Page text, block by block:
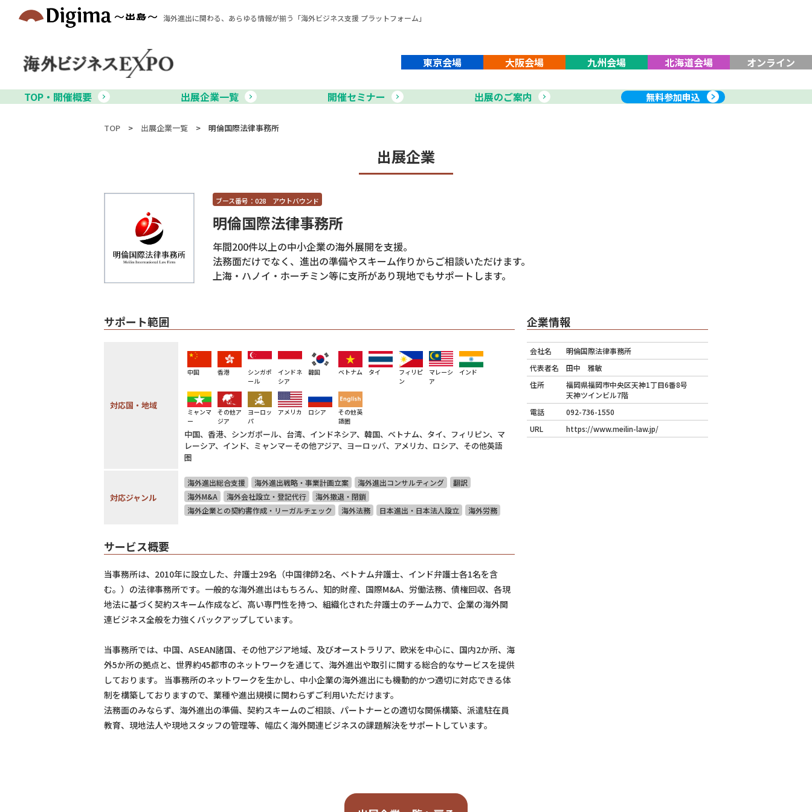
海外進出に関わる、あらゆる情報が揃う「海外ビジネス支援 プラットフォーム 」
東京会場 大阪会場 九州会場 北海道会場 オンライン
TOP・開催概要 出展企業一覧 開催セミナー 出展のご案内 無料参加申込
TOP > 出展企業一覧 > 明倫国際法律事務所
出展企業
ブース番号：028 アウトバウンド
明倫国際法律事務所
年間200件以上の中小企業の海外展開を支援。
法務面だけでなく、進出の準備やスキーム作りからご相談いただけます。
上海・ハノイ・ホーチミン等に支所があり現地でもサポートします。
サポート範囲
対応国・地域
中国 香港
シンガポ
ール
インドネ
シア
韓国 ベトナム タイ
フィリピ
ン
マレーシ
ア
インド
ミャンマ
ー
その他ア
ジア
ヨーロッ
パ
アメリカ ロシア
その他英
語圏
中国、香港、シンガポール、台湾、インドネシア、韓国、ベトナム、タイ、フィリピン、マ
レーシア、インド、ミャンマーその他アジア、ヨーロッパ、アメリカ、ロシア、その他英語
圏
対応ジャンル
海外進出総合支援 海外進出戦略・事業計画立案 海外進出コンサルティング
翻訳
海外M&A
海外会社設立・登記代行
海外撤退・閉鎖
海外企業との契約書作成・リーガルチェック
海外法務 日本進出・日本法人設立 海外労務
サービス概要
当事務所は、2010年に設立した、弁護士29名（中国律師2名、ベトナム弁護士、インド弁護士各1名を含
む。）の法律事務所です。一般的な海外進出はもちろん、知的財産、国際M&A、労働法務、債権回収、各現
地法に基づく契約スキーム作成など、高い専門性を持つ、組織化された弁護士のチーム力で、企業の海外関
連ビジネス全般を力強くバックアップしています。
当事務所では、中国、ASEAN諸国、その他アジア地域、及びオーストラリア、欧米を中心に、国内2か所、海
外5か所の拠点と、世界約45都市のネットワークを通じて、海外進出や取引に関する総合的なサービスを提供
しております。 当事務所のネットワークを生かし、中小企業の海外進出にも機動的かつ適切に対応できる体
制を構築しておりますので、業種や進出規模に関わらずご利用いただけます。
法務面のみならず、海外進出の準備、契約スキームのご相談、パートナーとの適切な関係構築、派遣駐在員
教育、現地法人や現地スタッフの管理等、幅広く海外関連ビジネスの課題解決をサポートしています。
企業情報
会社名
明倫国際法律事務所
代表者名
田中 雅敏
住所
福岡県福岡市中央区天神1丁目6番8号
天神ツインビル7階
電話
092-736-1550
URL
https://www.meilin-law.jp/